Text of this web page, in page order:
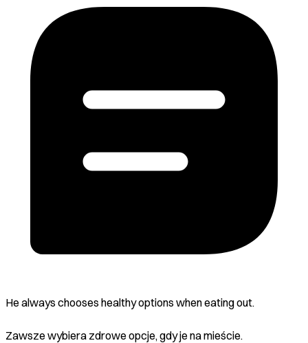
He always chooses healthy options when eating out.
Zawsze wybiera zdrowe opcje, gdy je na mieście.